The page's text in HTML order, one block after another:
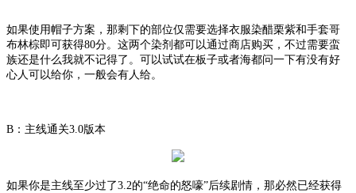
如果使用帽子方案，那剩下的部位仅需要选择衣服染醋栗紫和手套哥
布林棕即可获得80分。这两个染剂都可以通过商店购买，不过需要蛮
族还是什么我就不记得了。可以试试在板子或者海都问一下有没有好
心人可以给你，一般会有人给。
B：主线通关3.0版本
如果你是主线至少过了3.2的“绝命的怒嚎”后续剧情，那必然已经获得